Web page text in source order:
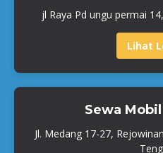
jl Raya Pd ungu permai
Lihat
Sewa
Jl. Medang 17-27,